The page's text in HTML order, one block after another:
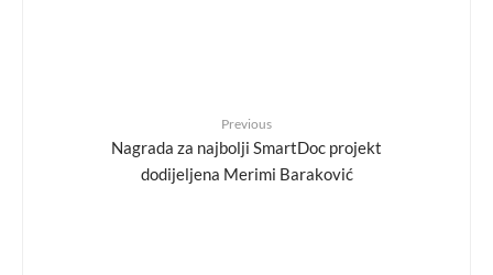
Previous
Nagrada za najbolji SmartDoc projekt
dodijeljena Merimi Baraković